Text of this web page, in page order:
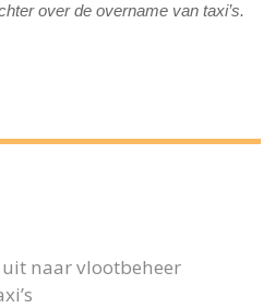
over de overname van taxi’s.
naar vlootbeheer